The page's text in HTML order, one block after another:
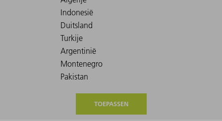
TOEPASSEN